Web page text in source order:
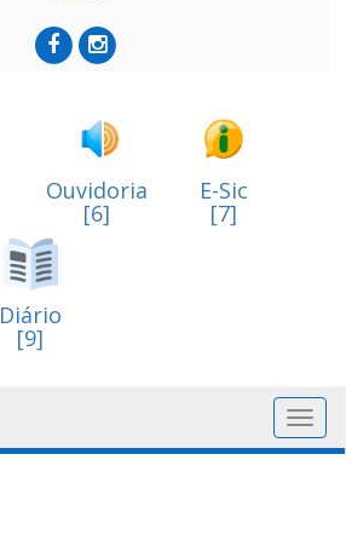
Ouvidoria
[6]
E-Sic
[7]
Diário
[9]